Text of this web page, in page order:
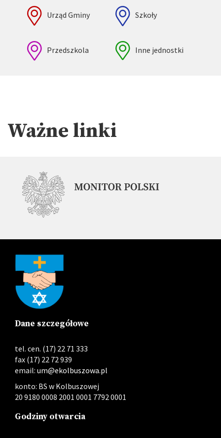
Urząd Gminy Szkoły
Przedszkola Inne jednostki
Ważne linki
Dane szczegółowe
tel. cen. (17) 22 71 333
fax (17) 22 72 939
email: um@ekolbuszowa.pl
konto: BS w Kolbuszowej
20 9180 0008 2001 0001 7792 0001
Godziny otwarcia